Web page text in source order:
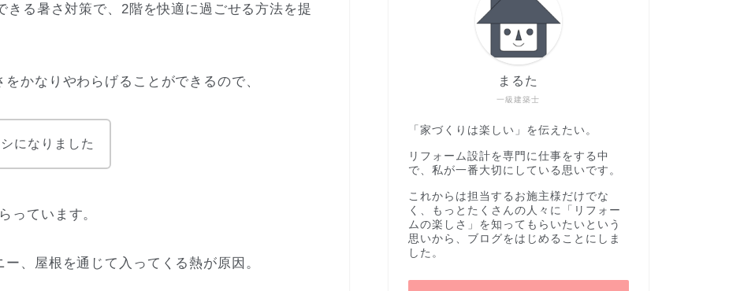
きる暑さ対策で、2階を快適に過ごせる方法を提
かなりやわらげることができるので、
になりました
っています。
、屋根を通じて入ってくる熱が原因。
一級建築士
まるた
「家づくりは楽しい」を伝えたい。
リフォーム設計を専門に仕事をする中
で、私が一番大切にしている思いです。
これからは担当するお施主様だけでな
く、もっとたくさんの人々に「リフォー
ムの楽しさ」を知ってもらいたいという
思いから、ブログをはじめることにしま
した。